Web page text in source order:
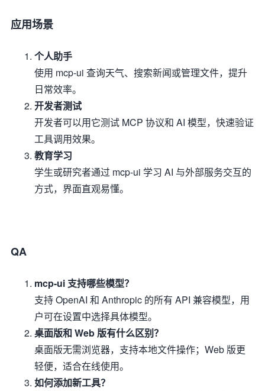
应用场景
个人助手
使用 mcp-ui 查询天气、搜索新闻或管理文件，提升
日常效率。
开发者测试
开发者可以用它测试 MCP 协议和 AI 模型，快速验证
工具调用效果。
教育学习
学生或研究者通过 mcp-ui 学习 AI 与外部服务交互的
方式，界面直观易懂。
QA
mcp-ui 支持哪些模型？
支持 OpenAI 和 Anthropic 的所有 API 兼容模型，用
户可在设置中选择具体模型。
桌面版和 Web 版有什么区别？
桌面版无需浏览器，支持本地文件操作；Web 版更
轻便，适合在线使用。
如何添加新工具？